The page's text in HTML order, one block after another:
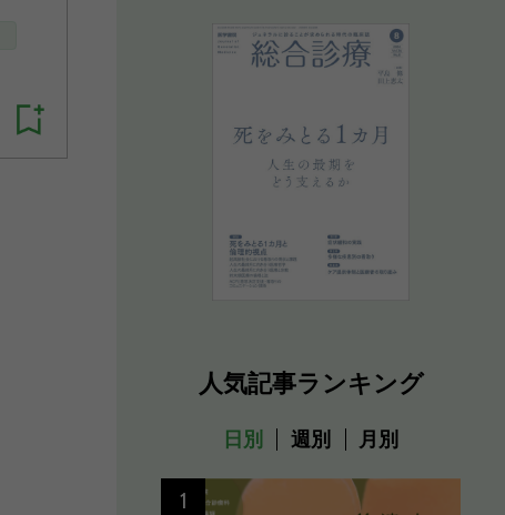
人気記事ランキング
日別 週別 月別
1